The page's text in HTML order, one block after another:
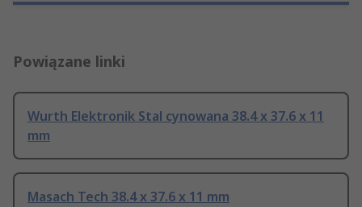
Powiązane linki
Wurth Elektronik Stal cynowana 38.4 x 37.6 x 11
mm
Masach Tech 38.4 x 37.6 x 11 mm